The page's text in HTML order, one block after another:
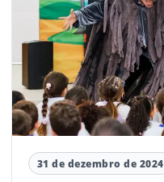
31 de dezembro de 2024